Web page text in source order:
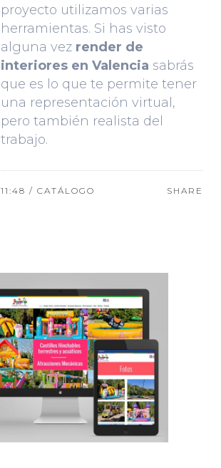
proyecto utilizamos varias
herramientas. Si has visto
alguna vez render de
interiores en Valencia sabrás
que es lo que te permite tener
una representación virtual,
pero también realista del
trabajo.
11:48 / CATÁLOGO SHARE